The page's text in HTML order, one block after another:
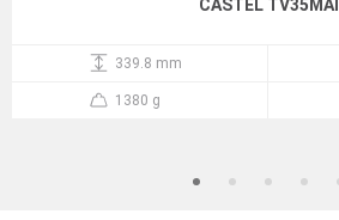
CASTEL TV35MAI
339.8 mm
1380 g